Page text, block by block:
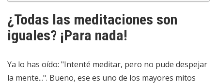
¿Todas las meditaciones son
iguales? ¡Para nada!
Ya lo has oído: "Intenté meditar, pero no pude despejar
la mente...". Bueno, ese es uno de los mayores mitos